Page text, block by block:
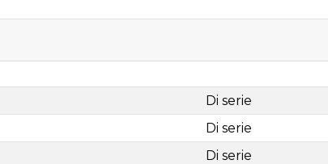
Di serie
Di serie
Di serie